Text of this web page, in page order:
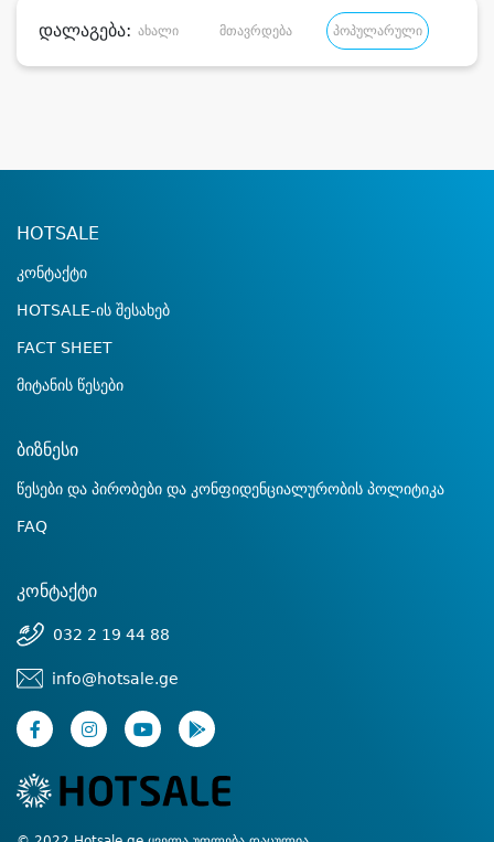
დალაგება: ახალი მთავრდება პოპულარული
HOTSALE
კონტაქტი
HOTSALE-ის შესახებ
FACT SHEET
მიტანის წესები
ბიზნესი
წესები და პირობები და კონფიდენციალურობის პოლიტიკა
FAQ
კონტაქტი
032 2 19 44 88
info@hotsale.ge